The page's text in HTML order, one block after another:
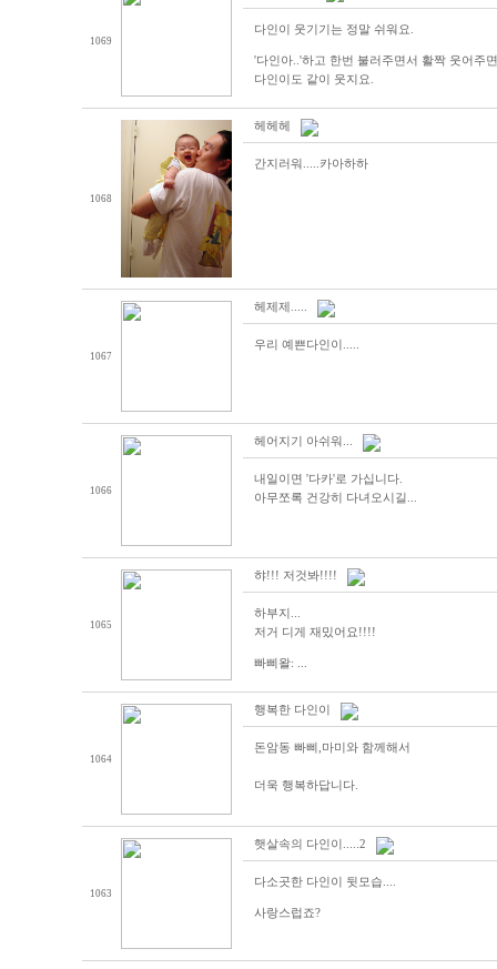
1069
다인이 웃기기는 정말 쉬워요.
'다인아..'하고 한번 불러주면서 활짝 웃어주면
다인이도 같이 웃지요.
1068
헤헤헤
간지러워.....카아하하
1067
헤제제.....
우리 예쁜다인이.....
1066
헤어지기 아쉬워...
내일이면 '다카'로 가십니다.
아무쪼록 건강히 다녀오시길...
1065
햐!!! 저것봐!!!!
하부지...
저거 디게 재밌어요!!!!
빠삐왈: ...
1064
행복한 다인이
돈암동 빠삐,마미와 함께해서
더욱 행복하답니다.
1063
햇살속의 다인이.....2
다소곳한 다인이 뒷모습....
사랑스럽죠?